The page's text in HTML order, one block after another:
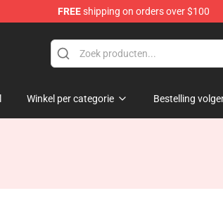
FREEshipping on orders over $100
Winkel per categorie Bestelling